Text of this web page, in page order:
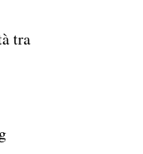
tra